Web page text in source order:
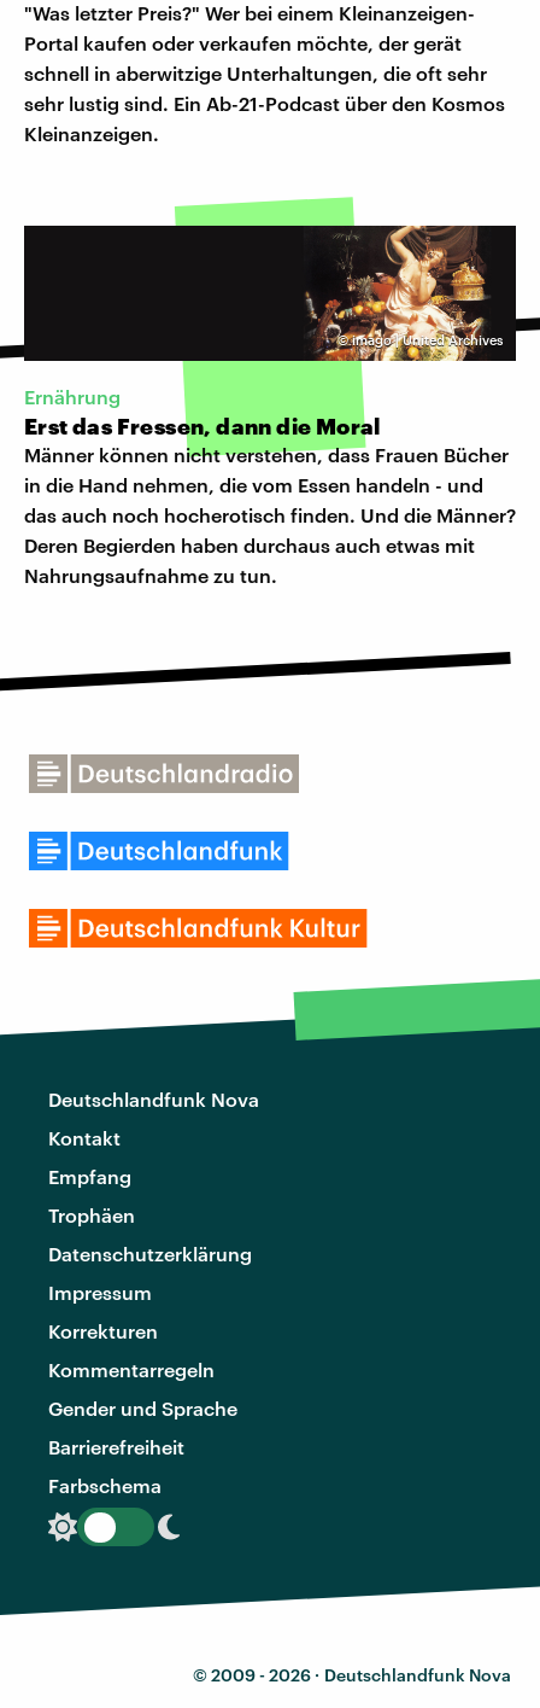
"Was letzter Preis?" Wer bei einem Kleinanzeigen-
Portal kaufen oder verkaufen möchte, der gerät
schnell in aberwitzige Unterhaltungen, die oft sehr
sehr lustig sind. Ein Ab-21-Podcast über den Kosmos
Kleinanzeigen.
©imago | United Archives
Ernährung
Erst das Fressen, dann die Moral
Männer können nicht verstehen, dass Frauen Bücher
in die Hand nehmen, die vom Essen handeln - und
das auch noch hocherotisch finden. Und die Männer?
Deren Begierden haben durchaus auch etwas mit
Nahrungsaufnahme zu tun.
Deutschlandfunk Nova
Kontakt
Empfang
Trophäen
Datenschutzerklärung
Impressum
Korrekturen
Kommentarregeln
Gender und Sprache
Barrierefreiheit
Farbschema
© 2009 - 2026 · Deutschlandfunk Nova